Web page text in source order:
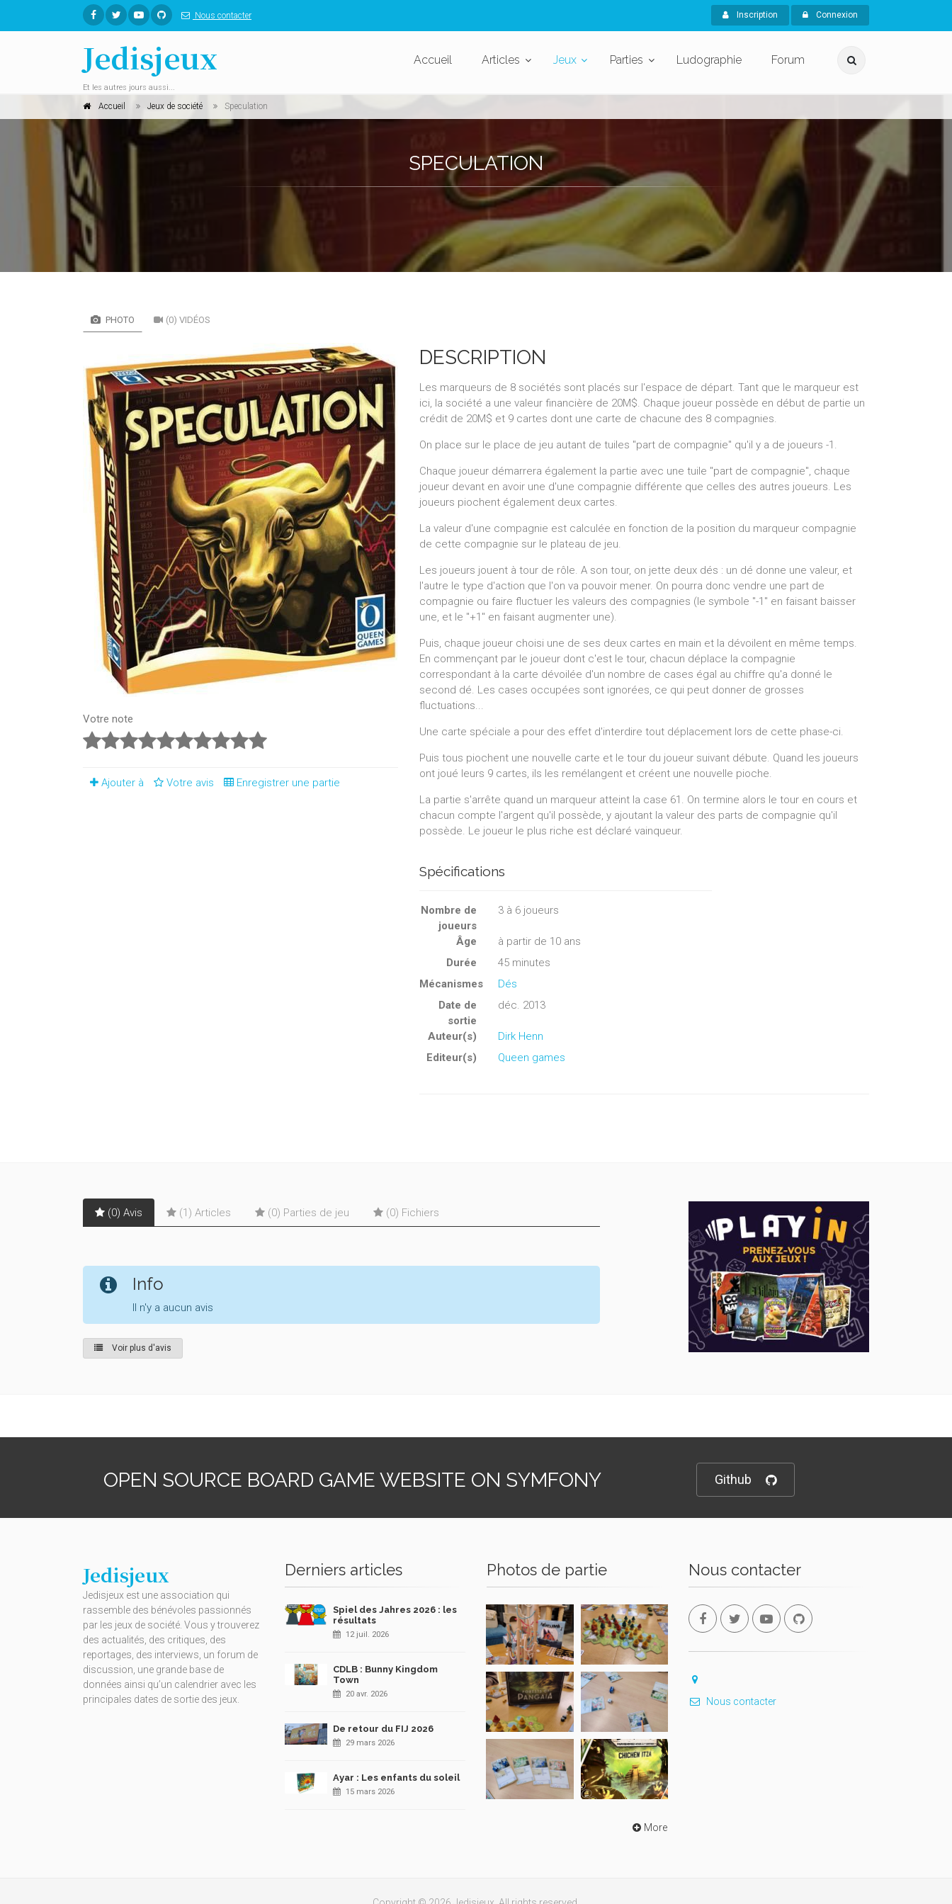
Nous contacter Inscription Connexion
Jedisjeux
Et les autres jours aussi...
Accueil Articles Jeux Parties Ludographie Forum
Accueil Jeux de société Speculation
SPECULATION
PHOTO (0) VIDÉOS
Votre note
Ajouter à Votre avis Enregistrer une partie
DESCRIPTION
Les marqueurs de 8 sociétés sont placés sur l'espace de départ. Tant que le marqueur est
ici, la société a une valeur financière de 20M$. Chaque joueur possède en début de partie un
crédit de 20M$ et 9 cartes dont une carte de chacune des 8 compagnies.
On place sur le place de jeu autant de tuiles "part de compagnie" qu'il y a de joueurs -1.
Chaque joueur démarrera également la partie avec une tuile "part de compagnie", chaque
joueur devant en avoir une d'une compagnie différente que celles des autres joueurs. Les
joueurs piochent également deux cartes.
La valeur d'une compagnie est calculée en fonction de la position du marqueur compagnie
de cette compagnie sur le plateau de jeu.
Les joueurs jouent à tour de rôle. A son tour, on jette deux dés : un dé donne une valeur, et
l'autre le type d'action que l'on va pouvoir mener. On pourra donc vendre une part de
compagnie ou faire fluctuer les valeurs des compagnies (le symbole "-1" en faisant baisser
une, et le "+1" en faisant augmenter une).
Puis, chaque joueur choisi une de ses deux cartes en main et la dévoilent en même temps.
En commençant par le joueur dont c'est le tour, chacun déplace la compagnie
correspondant à la carte dévoilée d'un nombre de cases égal au chiffre qu'a donné le
second dé. Les cases occupées sont ignorées, ce qui peut donner de grosses
fluctuations...
Une carte spéciale a pour des effet d'interdire tout déplacement lors de cette phase-ci.
Puis tous piochent une nouvelle carte et le tour du joueur suivant débute. Quand les joueurs
ont joué leurs 9 cartes, ils les remélangent et créent une nouvelle pioche.
La partie s'arrête quand un marqueur atteint la case 61. On termine alors le tour en cours et
chacun compte l'argent qu'il possède, y ajoutant la valeur des parts de compagnie qu'il
possède. Le joueur le plus riche est déclaré vainqueur.
Spécifications
Nombre de
joueurs
3à 6joueurs
Âge
à partir de 10 ans
Durée
45 minutes
Mécanismes
Dés
Date de
sortie
déc. 2013
Auteur(s)
Dirk Henn
Editeur(s)
Queen games
(0) Avis (1) Articles (0) Parties de jeu (0) Fichiers
Info
Il n'y a aucun avis
Voir plus d'avis
OPEN SOURCE BOARD GAME WEBSITE ON SYMFONY Github
Jedisjeux
Jedisjeux est une association qui
rassemble des bénévoles passionnés
par les jeux de société. Vous y trouverez
des actualités, des critiques, des
reportages, des interviews, un forum de
discussion, une grande base de
données ainsi qu’un calendrier avec les
principales dates de sortie des jeux.
Derniers articles
Spiel des Jahres 2026 : les
résultats
12 juil. 2026
CDLB : Bunny Kingdom
Town
20 avr. 2026
De retour du FIJ 2026
29 mars 2026
Ayar : Les enfants du soleil
15 mars 2026
Photos de partie
More
Nous contacter
Nous contacter